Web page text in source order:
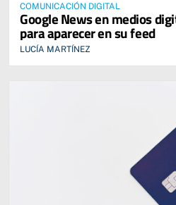
COMUNICACIÓN DIGITAL
Google News en medios
para aparecer en su feed
LUCÍA MARTÍNEZ